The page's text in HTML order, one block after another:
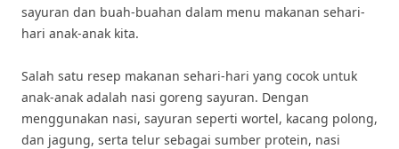
sayuran dan buah-buahan dalam menu makanan sehari-
hari anak-anak kita.
Salah satu resep makanan sehari-hari yang cocok untuk
anak-anak adalah nasi goreng sayuran. Dengan
menggunakan nasi, sayuran seperti wortel, kacang polong,
dan jagung, serta telur sebagai sumber protein, nasi